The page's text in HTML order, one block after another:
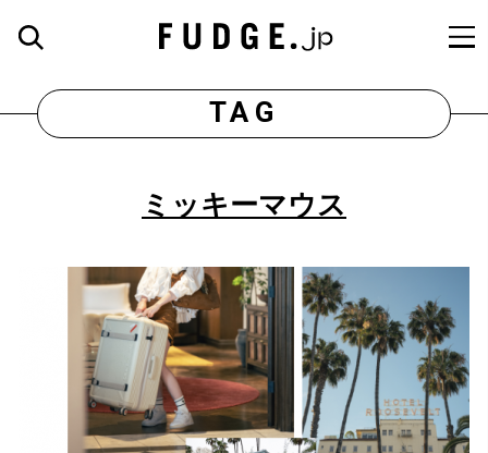
TAG
ミッキーマウス